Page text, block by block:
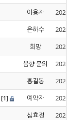
이용자
은하수
희망
음향 문의
홍길동
[1] 예약자
심효정